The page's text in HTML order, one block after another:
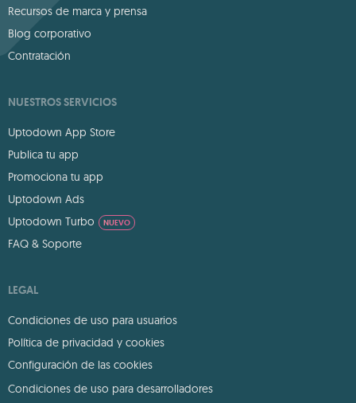
Recursos de marca y prensa
Blog corporativo
Contratación
NUESTROS SERVICIOS
Uptodown App Store
Publica tu app
Promociona tu app
Uptodown Ads
Uptodown Turbo
NUEVO
FAQ & Soporte
LEGAL
Condiciones de uso para usuarios
Política de privacidad y cookies
Configuración de las cookies
Condiciones de uso para desarrolladores